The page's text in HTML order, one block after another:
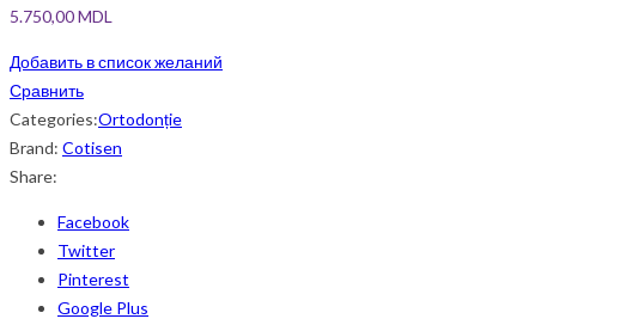
5.750,00MDL
Добавить в список желаний
Сравнить
Categories:Ortodonție
Brand: Cotisen
Share:
Facebook
Twitter
Pinterest
Google Plus